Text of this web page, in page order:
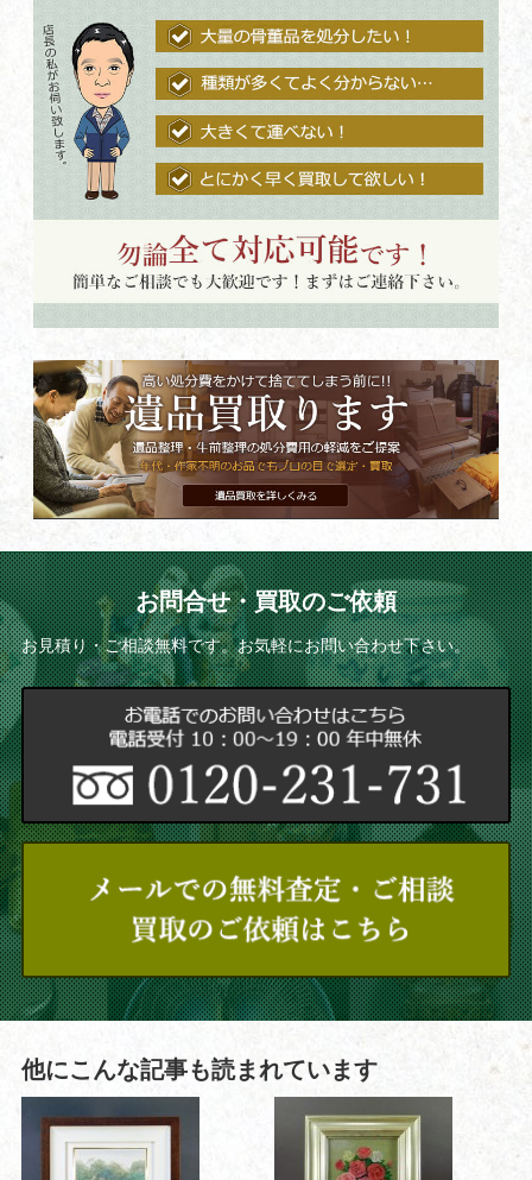
お問合せ・買取のご依頼
お見積り・ご相談無料です。お気軽にお問い合わせ下さい。
他にこんな記事も読まれています